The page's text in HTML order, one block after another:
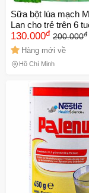
Sữa bột lúa mạch
Lan cho trẻ trên 6
nhỏ tiện lợi bổ sung
lượng và dinh
vời từ mầm lúa mạch
130.000đ 200.000đ
Hàng mới về
Hồ Chí Minh